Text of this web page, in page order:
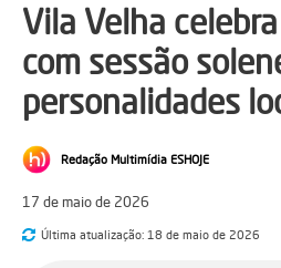
Vila Velha
com sessão
personalidades
Redação Multimídia ESHOJE
17 de maio de 2026
Última atualização: 18 de maio de 2026